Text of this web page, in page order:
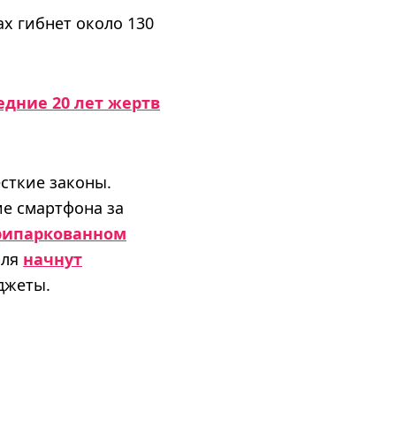
гибнет около 130
20 лет жертв
законы.
смартфона за
начнут